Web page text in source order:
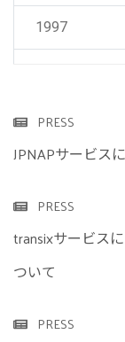
1997
PRESS
JPNAPサービス
PRESS
transixサービス
ついて
PRESS